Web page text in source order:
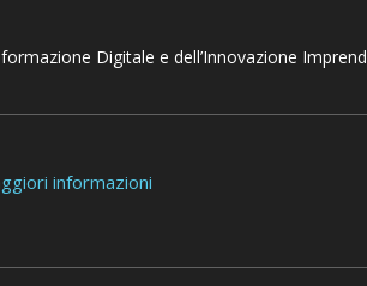
Digitale e dell’Innovazione
informazioni